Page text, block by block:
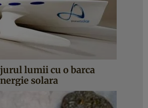
lumii cu o barca
solara